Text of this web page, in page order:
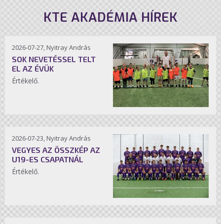
KTE AKADÉMIA HÍREK
2026-07-27, Nyitray András
SOK NEVETÉSSEL TELT
EL AZ ÉVÜK
Értékelő.
2026-07-23, Nyitray András
VEGYES AZ ÖSSZKÉP AZ
U19-ES CSAPATNÁL
Értékelő.